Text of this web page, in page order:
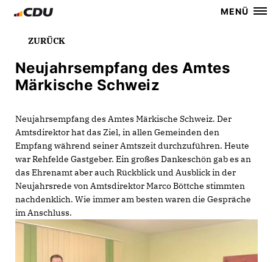
MENÜ
ZURÜCK
Neujahrsempfang des Amtes
Märkische Schweiz
Neujahrsempfang des Amtes Märkische Schweiz. Der
Amtsdirektor hat das Ziel, in allen Gemeinden den
Empfang während seiner Amtszeit durchzuführen. Heute
war Rehfelde Gastgeber. Ein großes Dankeschön gab es an
das Ehrenamt aber auch Rückblick und Ausblick in der
Neujahrsrede von Amtsdirektor Marco Böttche stimmten
nachdenklich. Wie immer am besten waren die Gespräche
im Anschluss.